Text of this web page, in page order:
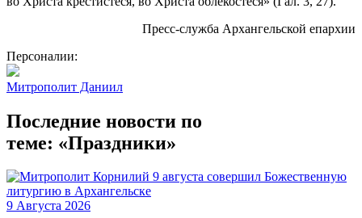
Пресс-служба Архангельской епархии
Персоналии:
Митрополит Даниил
Последние новости по
теме: «Праздники»
9 Августа 2026